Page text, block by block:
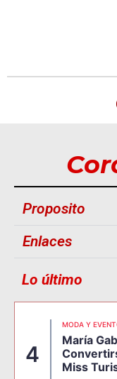
Proposito
Enlaces
Lo último
4
MODA Y
María
Miss